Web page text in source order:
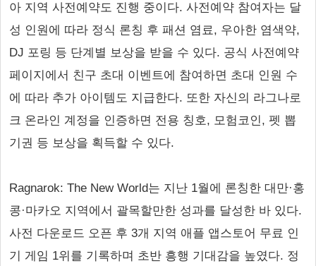
아 지역 사전예약도 진행 중이다. 사전예약 참여자는 달
성 인원에 따라 정식 론칭 후 패션 염료, 우아한 염색약,
DJ 포링 등 단계별 보상을 받을 수 있다. 공식 사전예약
페이지에서 친구 초대 이벤트에 참여하면 초대 인원 수
에 따라 추가 아이템도 지급한다. 또한 자신의 라그나로
크 온라인 계정을 인증하면 전용 칭호, 모험코인, 펫 뽑
기권 등 보상을 획득할 수 있다.
Ragnarok: The New World는 지난 1월에 론칭한 대만·홍
콩·마카오 지역에서 괄목할만한 성과를 달성한 바 있다.
사전 다운로드 오픈 후 3개 지역 애플 앱스토어 무료 인
기 게임 1위를 기록하며 초반 흥행 기대감을 높였다. 정